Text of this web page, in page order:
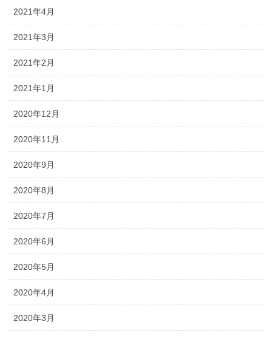
2021年4月
2021年3月
2021年2月
2021年1月
2020年12月
2020年11月
2020年9月
2020年8月
2020年7月
2020年6月
2020年5月
2020年4月
2020年3月